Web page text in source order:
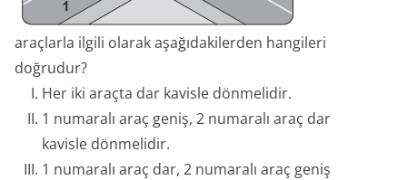
araçlarla ilgili olarak aşağıdakilerden hangileri
doğrudur?
Her iki araçta dar kavisle dönmelidir.
1 numaralı araç geniş, 2 numaralı araç dar
kavisle dönmelidir.
1 numaralı araç dar, 2 numaralı araç geniş